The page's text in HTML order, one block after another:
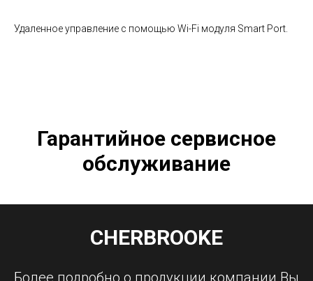
Удаленное управление с помощью Wi-Fi модуля Smart Port.
Гарантийное сервисное
обслуживание
срок, в течение которого покупатель
CHERBROOKE